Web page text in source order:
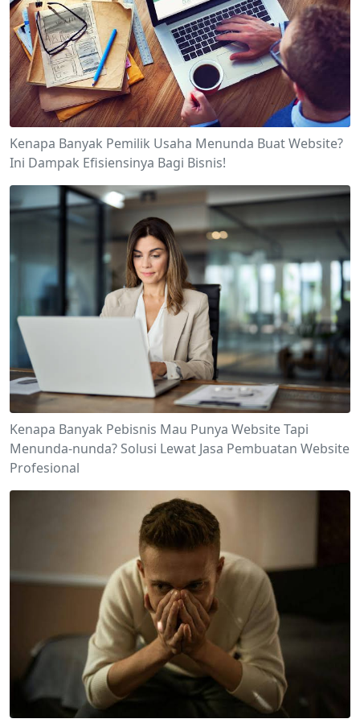
Kenapa Banyak Pemilik Usaha Menunda Buat Website?
Ini Dampak Efisiensinya Bagi Bisnis!
Kenapa Banyak Pebisnis Mau Punya Website Tapi
Menunda-nunda? Solusi Lewat Jasa Pembuatan Website
Profesional